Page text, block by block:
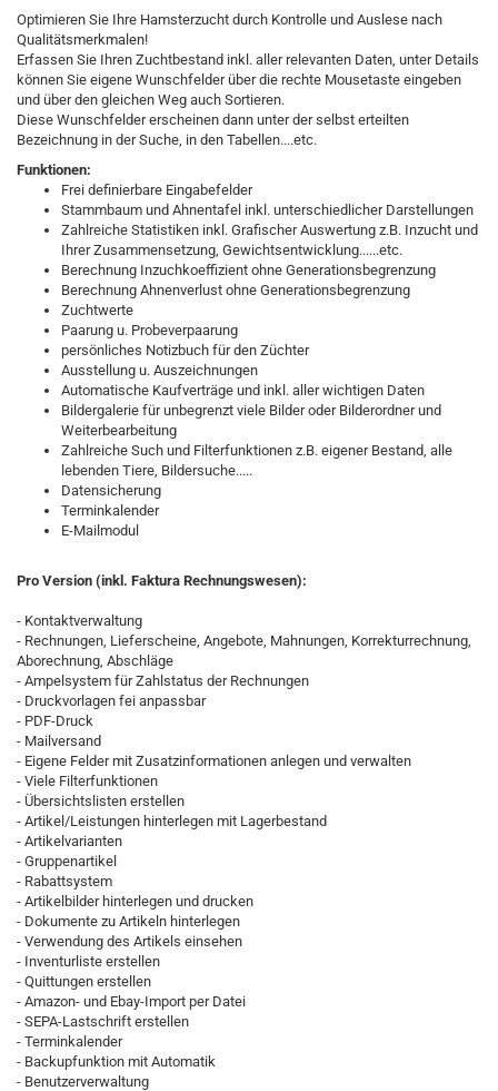
Optimieren Sie Ihre Hamsterzucht durch Kontrolle und Auslese nach
Qualitätsmerkmalen!
Erfassen Sie Ihren Zuchtbestand inkl. aller relevanten Daten, unter Details
können Sie eigene Wunschfelder über die rechte Mousetaste eingeben
und über den gleichen Weg auch Sortieren.
Diese Wunschfelder erscheinen dann unter der selbst erteilten
Bezeichnung in der Suche, in den Tabellen....etc.
Funktionen:
Frei definierbare Eingabefelder
Stammbaum und Ahnentafel inkl. unterschiedlicher Darstellungen
Zahlreiche Statistiken inkl. Grafischer Auswertung z.B. Inzucht und
Ihrer Zusammensetzung, Gewichtsentwicklung......etc.
Berechnung Inzuchkoeffizient ohne Generationsbegrenzung
Berechnung Ahnenverlust ohne Generationsbegrenzung
Zuchtwerte
Paarung u. Probeverpaarung
persönliches Notizbuch für den Züchter
Ausstellung u. Auszeichnungen
Automatische Kaufverträge und inkl. aller wichtigen Daten
Bildergalerie für unbegrenzt viele Bilder oder Bilderordner und
Weiterbearbeitung
Zahlreiche Such und Filterfunktionen z.B. eigener Bestand, alle
lebenden Tiere, Bildersuche.....
Datensicherung
Terminkalender
E-Mailmodul
Pro Version (inkl. Faktura Rechnungswesen):
- Kontaktverwaltung
- Rechnungen, Lieferscheine, Angebote, Mahnungen, Korrekturrechnung,
Aborechnung, Abschläge
- Ampelsystem für Zahlstatus der Rechnungen
- Druckvorlagen fei anpassbar
- PDF-Druck
- Mailversand
- Eigene Felder mit Zusatzinformationen anlegen und verwalten
- Viele Filterfunktionen
- Übersichtslisten erstellen
- Artikel/Leistungen hinterlegen mit Lagerbestand
- Artikelvarianten
- Gruppenartikel
- Rabattsystem
- Artikelbilder hinterlegen und drucken
- Dokumente zu Artikeln hinterlegen
- Verwendung des Artikels einsehen
- Inventurliste erstellen
- Quittungen erstellen
- Amazon- und Ebay-Import per Datei
- SEPA-Lastschrift erstellen
- Terminkalender
- Backupfunktion mit Automatik
- Benutzerverwaltung